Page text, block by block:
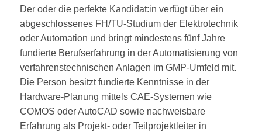
Der oder die perfekte Kandidat:in verfügt über ein
abgeschlossenes FH/TU-Studium der Elektrotechnik
oder Automation und bringt mindestens fünf Jahre
fundierte Berufserfahrung in der Automatisierung von
verfahrenstechnischen Anlagen im GMP-Umfeld mit.
Die Person besitzt fundierte Kenntnisse in der
Hardware-Planung mittels CAE-Systemen wie
COMOS oder AutoCAD sowie nachweisbare
Erfahrung als Projekt- oder Teilprojektleiter in